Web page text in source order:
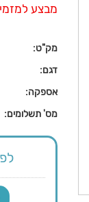
מבצע למזמינים 200 י"ח-59 ש"ח
מק"ט:
דגם:
אספקה:
מס' תשלומים: